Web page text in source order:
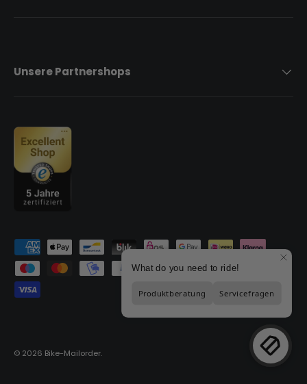
Unsere Partnershops
Zahlungsmethoden
© 2026 Bike-Mailorder.